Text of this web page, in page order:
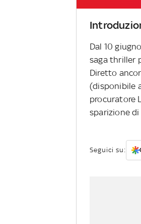
Dal 10
saga thriller
Diretto
(disponibile
procuratore
sparizione
Seguici su: